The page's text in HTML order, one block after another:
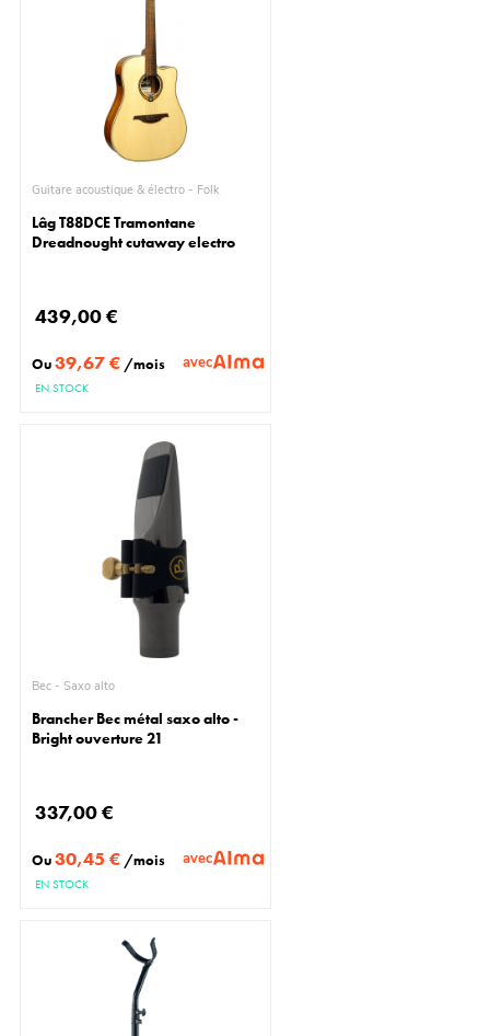
Guitare acoustique & électro - Folk
Lâg T88DCE Tramontane
Dreadnought cutaway electro
439,00 €
Ou39,67 € /mois avec
EN STOCK
Bec - Saxo alto
Brancher Bec métal saxo alto -
Bright ouverture 21
337,00 €
Ou30,45 € /mois avec
EN STOCK